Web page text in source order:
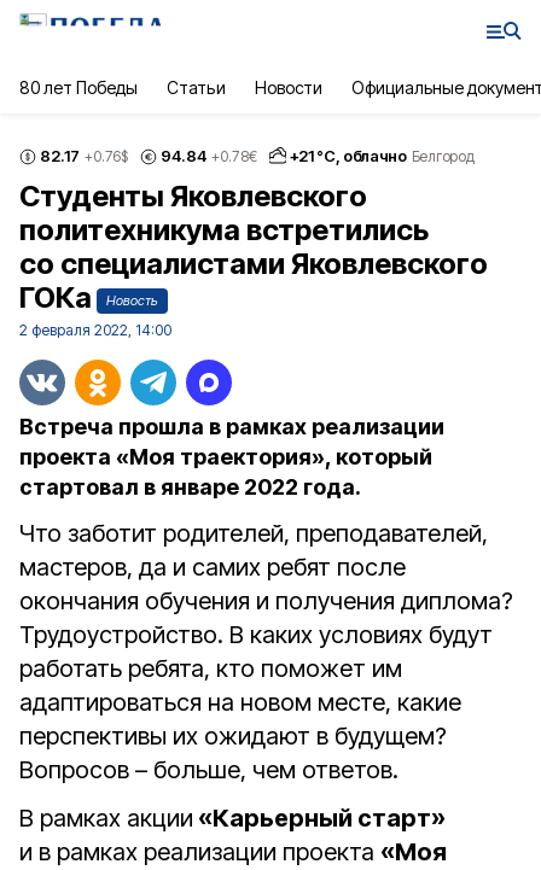
80 лет Победы Статьи Новости Официальные
82.17 +0.76$ 94.84 +0.78€ +21°С, облачно Белгород
Студенты Яковлевского
политехникума встретились
со специалистами Яковлевского
ГОКа
Новость
2 февраля 2022, 14:00
Встреча прошла в рамках реализации
проекта «Моя траектория», который
стартовал в январе 2022 года.
Что заботит родителей, преподавателей,
мастеров, да и самих ребят после
окончания обучения и получения диплома?
Трудоустройство. В каких условиях будут
работать ребята, кто поможет им
адаптироваться на новом месте, какие
перспективы их ожидают в будущем?
Вопросов – больше, чем ответов.
В рамках акции «Карьерный старт»
и в рамках реализации проекта «Моя